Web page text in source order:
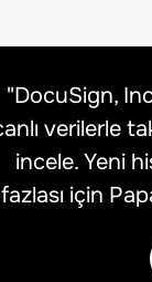
"DocuSign,
verilerle
incele. Yeni
fazlası için